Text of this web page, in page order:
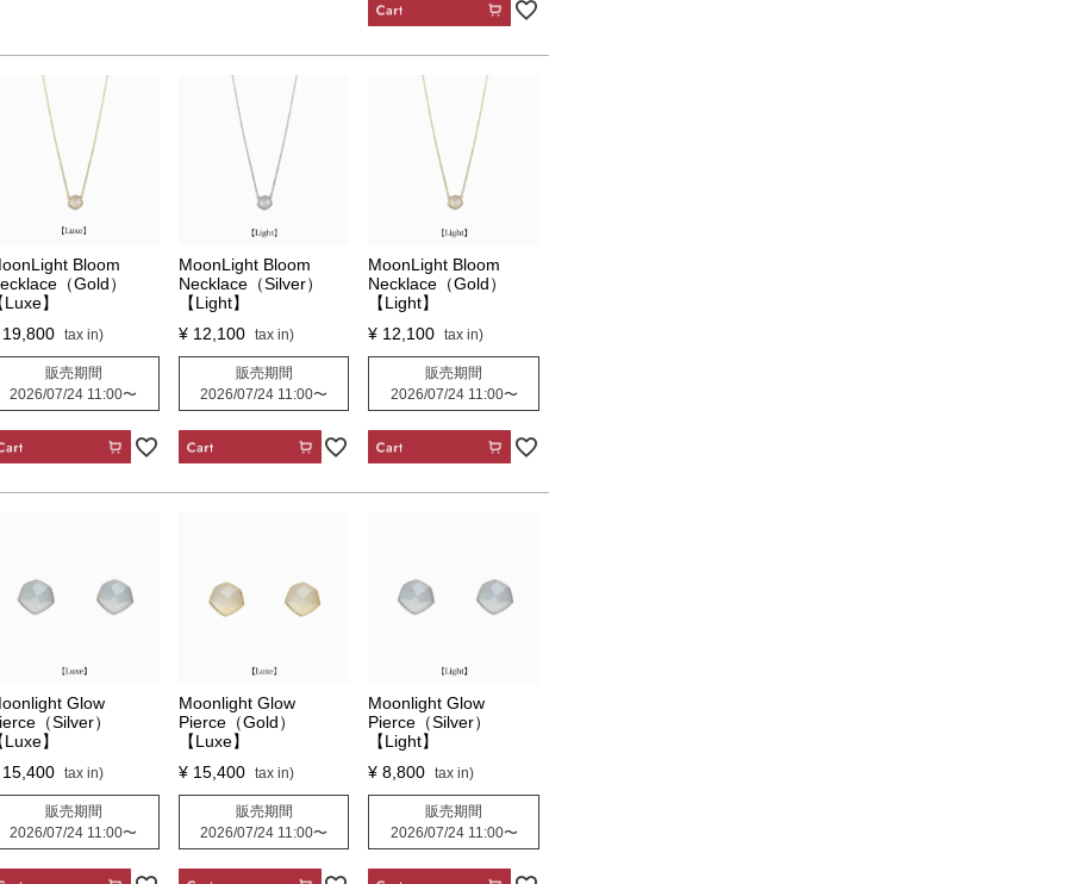
Bloom
（Gold）
Luxe】
19,800
販売期間
2026/07/24 11:00〜
MoonLight Bloom
Necklace（Silver）
【Light】
¥ 12,100
販売期間
2026/07/24 11:00〜
MoonLight Bloom
Necklace（Gold）
【Light】
¥ 12,100
販売期間
2026/07/24 11:00〜
Glow
（Silver）
Luxe】
15,400
販売期間
2026/07/24 11:00〜
Moonlight Glow
Pierce（Gold）
【Luxe】
¥ 15,400
販売期間
2026/07/24 11:00〜
Moonlight Glow
Pierce（Silver）
【Light】
¥ 8,800
販売期間
2026/07/24 11:00〜